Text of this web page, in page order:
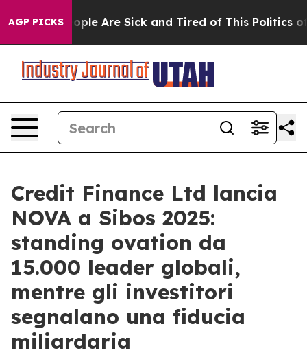
AGP PICKS
Win: “People Are Sick and Tired of This Politics of
Credit Finance Ltd lancia
NOVA a Sibos 2025:
standing ovation da
15.000 leader globali,
mentre gli investitori
segnalano una fiducia
miliardaria